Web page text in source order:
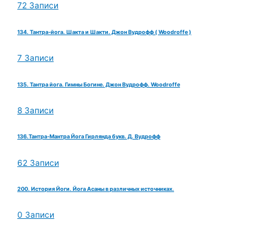
72 Записи
134. Тантра-йога. Шакта и Шакти. Джон Вудрофф ( Woodroffe )
7 Записи
135. Тантра йога. Гимны Богине. Джон Вудрофф. Woodroffe
8 Записи
136.Тантра-Мантра Йога Гирлянда букв. Д. Вудрофф
62 Записи
200. История Йоги. Йога Асаны в различных источниках.
0 Записи